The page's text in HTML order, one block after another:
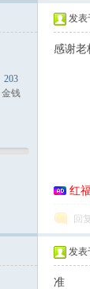
203
金钱
发表
感谢老
红
回复
发表
准